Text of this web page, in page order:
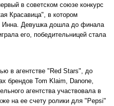
в советском союзе конкурс
Красавица", в котором
Инна. Девушка дошла до финала
его, победительницей стала
в агентстве "Red Stars", до
брендов Tom Klaim, Danone,
агентства участвовала в
на ее счету ролики для "Pepsi"